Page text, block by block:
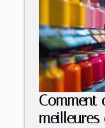
Comment